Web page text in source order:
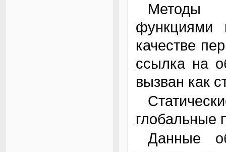
Методы класса являются простыми
функциями
качестве
ссылка на
вызван как
Статические члены класса определяются как
глобальные
Данные объекта полностью динамичны и